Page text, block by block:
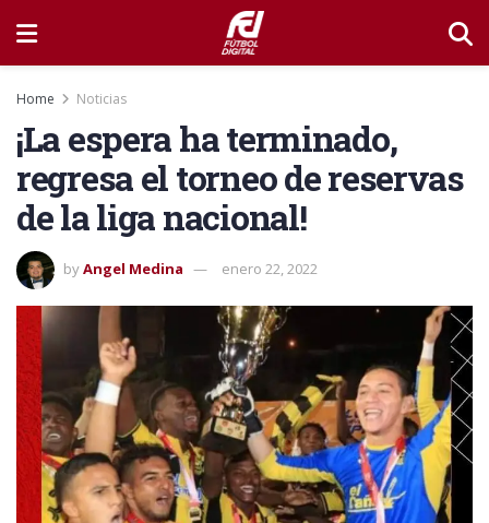
Home Noticias
¡La espera ha terminado,
regresa el torneo de reservas
de la liga nacional!
byAngel Medina enero 22, 2022